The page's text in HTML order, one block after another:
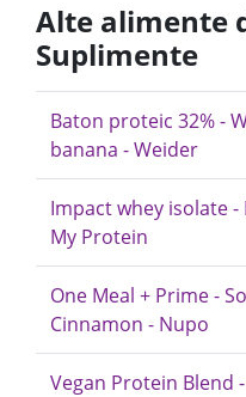
Alte alimente
Suplimente
Baton proteic 32% -
banana - Weider
Impact whey isolate
My Protein
One Meal + Prime -
Cinnamon - Nupo
Vegan Protein Blend